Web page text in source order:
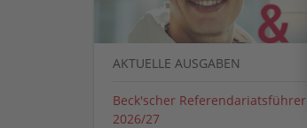
AKTUELLE AUSGABEN
Beck'scher Referendariatsführer
2026/27